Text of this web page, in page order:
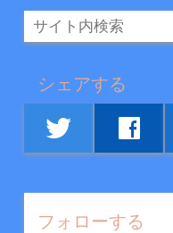
シェアする
twitter facebook
フォローする